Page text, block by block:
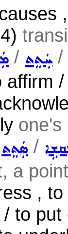
/ ܚܲܬܸܬ /
affirm
one's
ܣܲܬܸܬ /
a
,
to